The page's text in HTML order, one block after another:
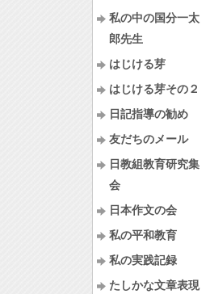
私の中の国分一太
郎先生
はじける芽
はじける芽その２
日記指導の勧め
友だちのメール
日教組教育研究集
会
日本作文の会
私の平和教育
私の実践記録
たしかな文章表現